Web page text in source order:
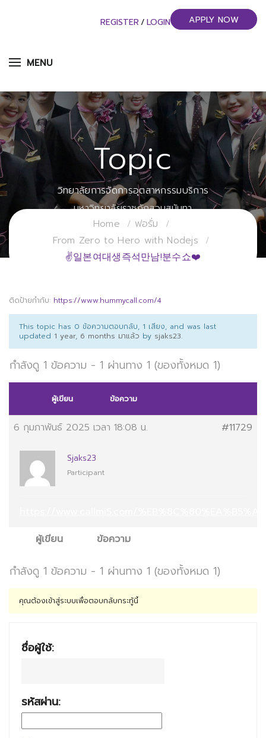
MENU
REGISTER / LOGIN APPLY NOW
Topic
วิทยาลัยการจัดการอุตสาหกรรมบริการ
มหาวิทยาลัยราชภัฏสวนสุนันทา
Home
ฟอรั่ม
From Zero to Hero with Nodejs
✌일본여대생즉석만남!분수쇼❤️
ติดป้ายกำกับ: https://www.hummycall.com/4
This topic has 0 ข้อความตอบกลับ, 1 เสียง, and was last
updated 1 year, 6 months มาแล้ว by sjaks23.
กำลังดู 1 ข้อความ - 1 ผ่านทาง 1 (ของทั้งหมด 1)
ผู้เขียน ข้อความ
6 กุมภาพันธ์ 2025 เวลา 18:08 น. #11729
Sjaks23
Participant
ผู้เขียน
ข้อความ
กำลังดู 1 ข้อความ - 1 ผ่านทาง 1 (ของทั้งหมด 1)
คุณต้องเข้าสู่ระบบเพื่อตอบกลับกระทู้นี้
ชื่อผู้ใช้:
รหัสผ่าน: